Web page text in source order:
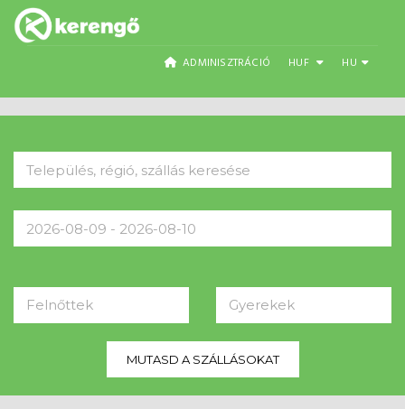
ADMINISZTRÁCIÓ HUF HU
Felnőttek Gyerekek
MUTASD A SZÁLLÁSOKAT